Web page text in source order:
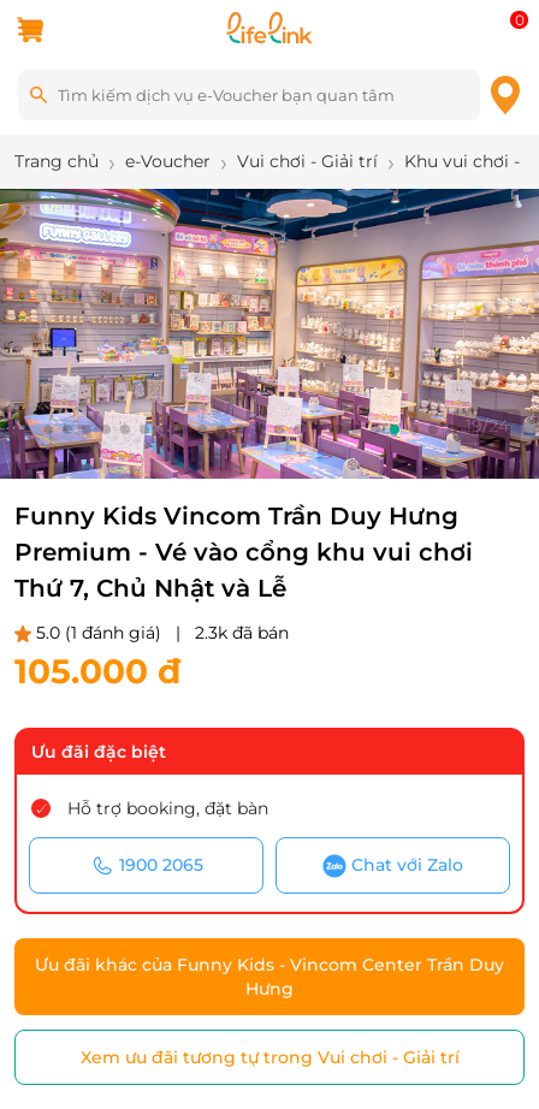
0
Trang chủ e-Voucher Vui chơi - Giải trí Khu vui chơi -
20/24
Funny Kids Vincom Trần Duy Hưng
Premium - Vé vào cổng khu vui chơi
Thứ 7, Chủ Nhật và Lễ
5.0 (1 đánh giá) | 2.3k đã bán
105.000 đ
Ưu đãi đặc biệt
Hỗ trợ booking, đặt bàn
1900 2065 Chat với Zalo
Ưu đãi khác của Funny Kids - Vincom Center Trần Duy
Hưng
Xem ưu đãi tương tự trong Vui chơi - Giải trí